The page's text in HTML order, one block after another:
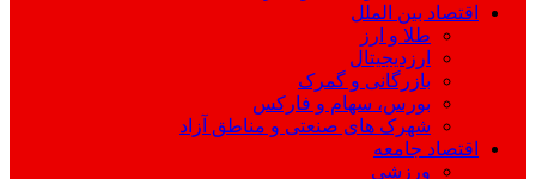
اقتصاد بین الملل
طلا و ارز
ارزدیجیتال
بازرگانی و گمرک
بورس، سهام و فارکس
شهرک های صنعتی و مناطق آزاد
اقتصاد جامعه
ورزشی